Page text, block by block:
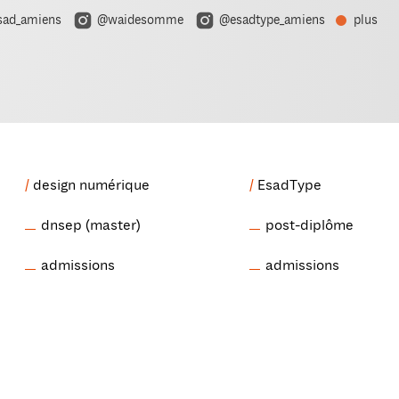
@waidesomme @esadtype_amiens plus
design numérique
dnsep (master)
admissions
EsadType
post-diplôme
admissions